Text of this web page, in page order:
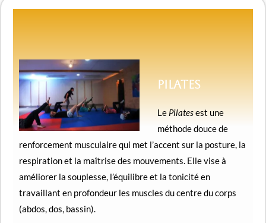
Pilates
Le Pilatesest une
méthode douce de
renforcement musculaire qui met l’accent sur la posture, la
respiration et la maîtrise des mouvements. Elle vise à
améliorer la souplesse, l’équilibre et la tonicité en
travaillant en profondeur les muscles du centre du corps
(abdos, dos, bassin).